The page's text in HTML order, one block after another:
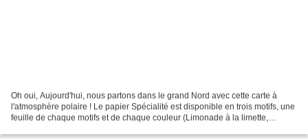
Oh oui, Aujourd'hui, nous partons dans le grand Nord avec cette carte à
l'atmosphère polaire ! Le papier Spécialité est disponible en trois motifs, une
feuille de chaque motifs et de chaque couleur (Limonade à la limette,